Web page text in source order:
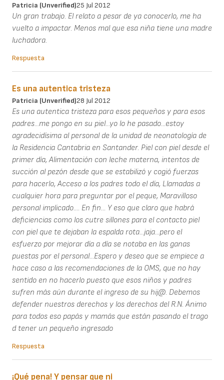
Patricia (unverified)25 Jul 2012
Un gran trabajo. El relato a pesar de ya conocerlo, me ha
vuelto a impactar. Menos mal que esa niña tiene una madre
luchadora.
Respuesta
Es una autentica tristeza
Patricia (unverified)28 Jul 2012
Es una autentica tristeza para esos pequeños y para esos
padres...me pongo en su piel...yo lo he pasado...estoy
agradecidísima al personal de la unidad de neonatología de
la Residencia Cantabria en Santander. Piel con piel desde el
primer día, Alimentación con leche materna, intentos de
succión al pezón desde que se estabilizó y cogió fuerzas
para hacerlo, Acceso a los padres todo el día, Llamadas a
cualquier hora para preguntar por el peque, Maravilloso
personal implicado.... En fin... Y eso que claro que habrá
deficiencias como los cutre sillones para el contacto piel
con piel que te dejaban la espalda rota...jaja...pero el
esfuerzo por mejorar día a día se notaba en las ganas
puestas por el personal...Espero y deseo que se empiece a
hace caso a las recomendaciones de la OMS, que no hay
sentido en no hacerlo puesto que esos niños y padres
sufren más aún durante el ingreso de su hij@. Debemos
defender nuestros derechos y los derechos del R.N. Ánimo
para todos eso papás y mamás que están pasando el trago
d tener un pequeño ingresado
Respuesta
¡Qué pena! Y pensar que ni